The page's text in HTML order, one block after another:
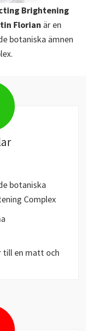
Brightening
Florian är en
botaniska ämnen
botaniska
Complex
till en matt och